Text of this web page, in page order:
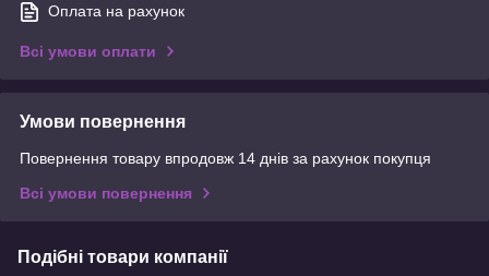
Оплата на рахунок
Всі умови оплати
Умови повернення
Повернення товару впродовж 14 днів за рахунок покупця
Всі умови повернення
Подібні товари компанії